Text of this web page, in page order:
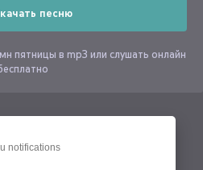
песню
пятницы в mp3 или слушать онлайн
notifications